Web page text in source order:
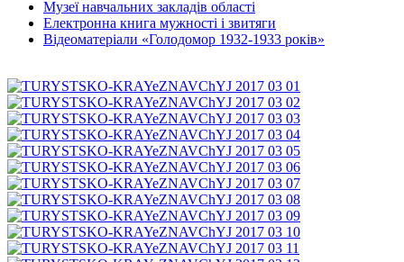
Музеї навчальних закладів області
Електронна книга мужності і звитяги
Відеоматеріали «Голодомор 1932-1933 років»